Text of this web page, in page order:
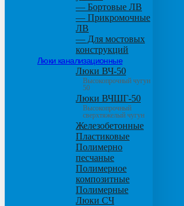
— Бортовые ЛВ
— Прикромочные
ЛВ
— Для мостовых
конструкций
Люки канализационные
Люки ВЧ-50
Высокопрочный чугун
50
Люки ВЧШГ-50
Высокопрочный
сверхтяжелый чугун
Железобетонные
Пластиковые
Полимерно
песчаные
Полимерное
композитные
Полимерные
Люки СЧ